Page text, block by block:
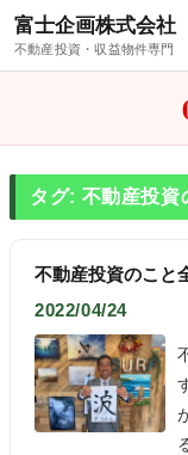
富士企画株式会社
不動産投資・収益物件専門
タグ: 不動産投資
不動産投資のこと
2022/04/24